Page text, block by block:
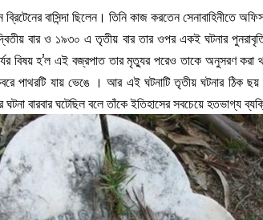
বাসিন্দা ছিলেন। তিনি কাজ করতেন সেনাবাহিনীতে
বার ও ১৯৩০ এ তৃতীয় বার তার ওপর একই ঘটনার পুনরাবৃত্তি
বিষয় হ’ল এই বজ্রপাত তার মৃত্যুর পরেও তাকে অনুসরণ করা
পাথরটি যায় ভেঙে । আর এই ঘটনাটি তৃতীয় ঘটনার ঠিক
বারবার ঘটেছিল বলে তাঁকে ইতিহাসের সবচেয়ে হতভাগ্য